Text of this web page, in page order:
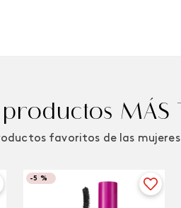
MÁS
favoritos de las
-5 %